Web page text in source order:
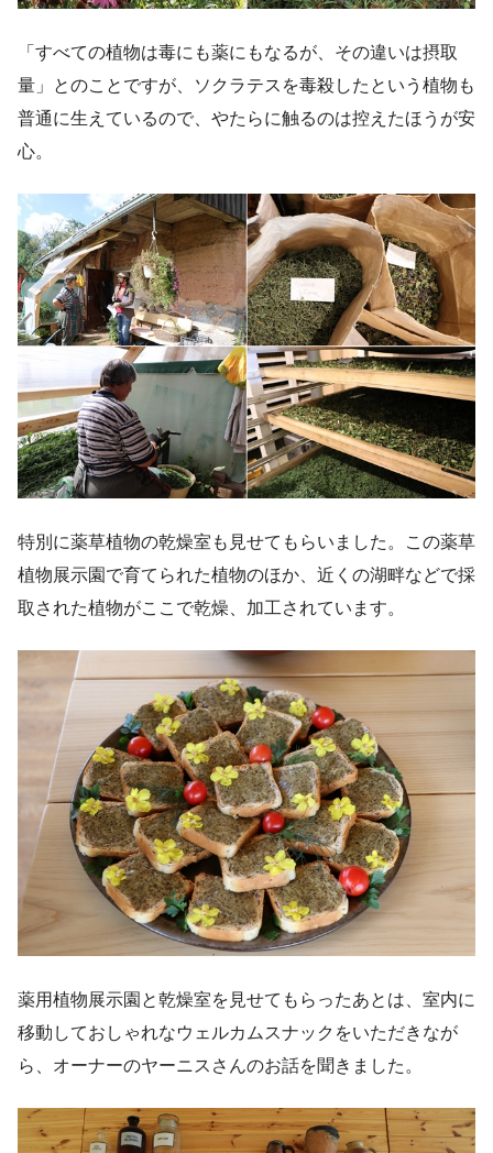
「すべての植物は毒にも薬にもなるが、その違いは摂取
量」とのことですが、ソクラテスを毒殺したという植物も
普通に生えているので、やたらに触るのは控えたほうが安
心。
特別に薬草植物の乾燥室も見せてもらいました。この薬草
植物展示園で育てられた植物のほか、近くの湖畔などで採
取された植物がここで乾燥、加工されています。
薬用植物展示園と乾燥室を見せてもらったあとは、室内に
移動しておしゃれなウェルカムスナックをいただきなが
ら、オーナーのヤーニスさんのお話を聞きました。